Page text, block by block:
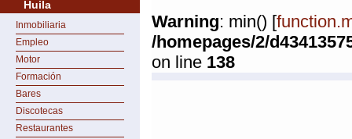
Huila
Inmobiliaria
Empleo
Motor
Formación
Bares
Discotecas
Restaurantes
Warning: min() [
/homepages/2/
on line 138